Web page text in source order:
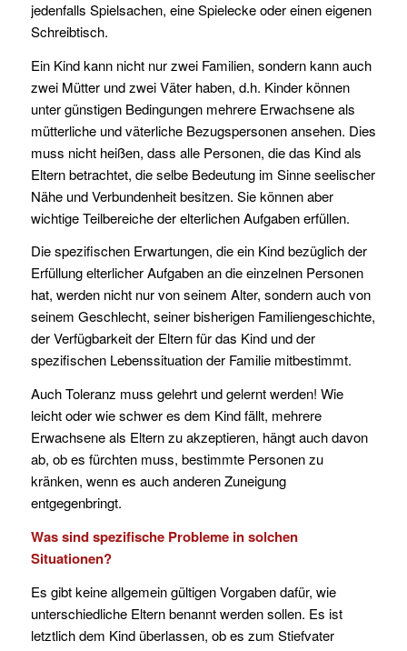
jedenfalls Spielsachen, eine Spielecke oder einen eigenen
Schreibtisch.
Ein Kind kann nicht nur zwei Familien, sondern kann auch
zwei Mütter und zwei Väter haben, d.h. Kinder können
unter günstigen Bedingungen mehrere Erwachsene als
mütterliche und väterliche Bezugspersonen ansehen. Dies
muss nicht heißen, dass alle Personen, die das Kind als
Eltern betrachtet, die selbe Bedeutung im Sinne seelischer
Nähe und Verbundenheit besitzen. Sie können aber
wichtige Teilbereiche der elterlichen Aufgaben erfüllen.
Die spezifischen Erwartungen, die ein Kind bezüglich der
Erfüllung elterlicher Aufgaben an die einzelnen Personen
hat, werden nicht nur von seinem Alter, sondern auch von
seinem Geschlecht, seiner bisherigen Familiengeschichte,
der Verfügbarkeit der Eltern für das Kind und der
spezifischen Lebenssituation der Familie mitbestimmt.
Auch Toleranz muss gelehrt und gelernt werden! Wie
leicht oder wie schwer es dem Kind fällt, mehrere
Erwachsene als Eltern zu akzeptieren, hängt auch davon
ab, ob es fürchten muss, bestimmte Personen zu
kränken, wenn es auch anderen Zuneigung
entgegenbringt.
Was sind spezifische Problemein solchen
Situationen?
Es gibt keine allgemein gültigen Vorgaben dafür, wie
unterschiedliche Eltern benannt werden sollen. Es ist
letztlich dem Kind überlassen, ob es zum Stiefvater